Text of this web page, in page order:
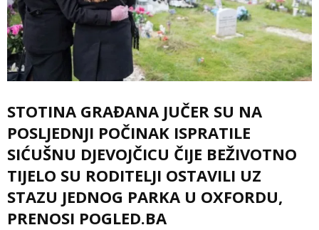
STOTINA GRAĐANA JUČER SU NA
POSLJEDNJI POČINAK ISPRATILE
SIĆUŠNU DJEVOJČICU ČIJE BEŽIVOTNO
TIJELO SU RODITELJI OSTAVILI UZ
STAZU JEDNOG PARKA U OXFORDU,
PRENOSI POGLED.BA